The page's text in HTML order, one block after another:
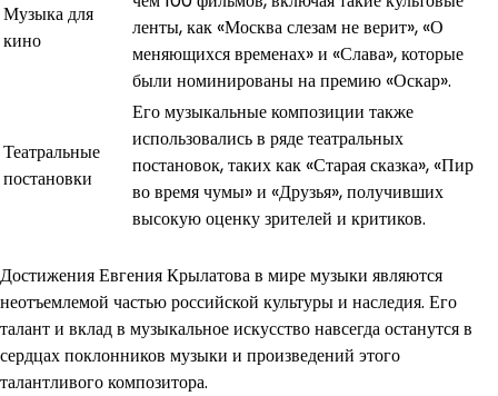
Музыка для
кино
ленты, как «Москва слезам не верит», «О
меняющихся временах» и «Слава», которые
были номинированы на премию «Оскар».
Театральные
постановки
Его музыкальные композиции также
использовались в ряде театральных
постановок, таких как «Старая сказка», «Пир
во время чумы» и «Друзья», получивших
высокую оценку зрителей и критиков.
Достижения Евгения Крылатова в мире музыки являются
неотъемлемой частью российской культуры и наследия. Его
талант и вклад в музыкальное искусство навсегда останутся в
сердцах поклонников музыки и произведений этого
талантливого композитора.